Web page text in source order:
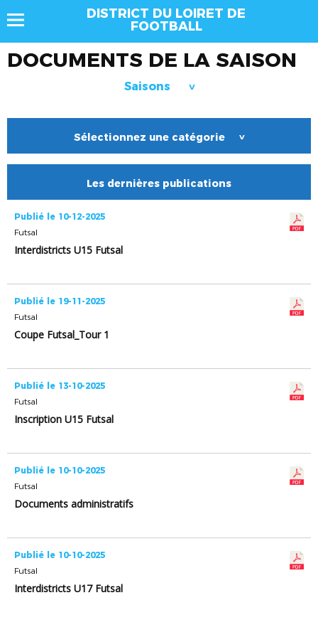
DISTRICT DU LOIRET DE
FOOTBALL
DOCUMENTS DE LA SAISON
Saisons >
Sélectionnez une catégorie >
Les dernières publications
Publié le 10-12-2025
Futsal
Interdistricts U15 Futsal
Publié le 19-11-2025
Futsal
Coupe Futsal_Tour 1
Publié le 13-10-2025
Futsal
Inscription U15 Futsal
Publié le 10-10-2025
Futsal
Documents administratifs
Publié le 10-10-2025
Futsal
Interdistricts U17 Futsal